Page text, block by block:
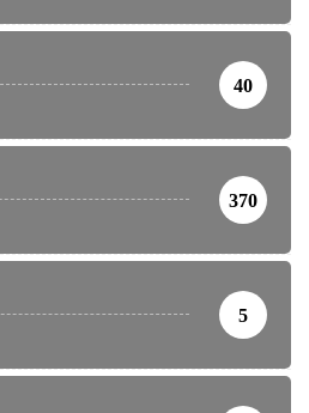
40
370
5